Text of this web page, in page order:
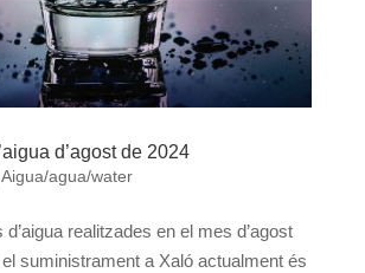
d’agost de 2024
Aigua/agua/water
realitzades en el mes d’agost
suministrament a Xaló actualment és